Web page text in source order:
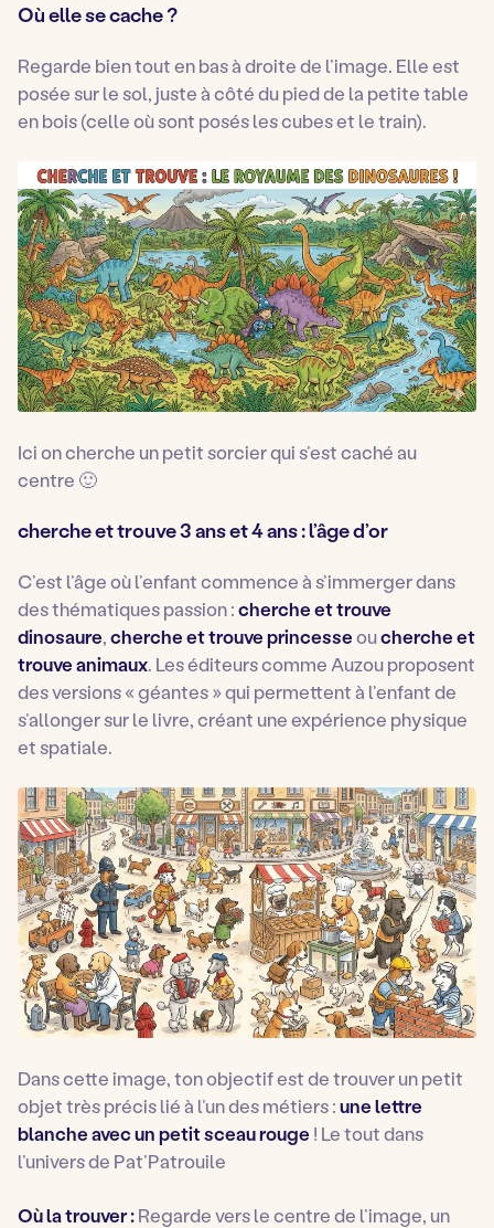
Où elle se cache ?
Regarde bien tout en bas à droite de l’image. Elle est
posée sur le sol, juste à côté du pied de la petite table
en bois (celle où sont posés les cubes et le train).
Ici on cherche un petit sorcier qui s’est caché au
centre 🙂
cherche et trouve 3 ans et 4 ans : l’âge d’or
C’est l’âge où l’enfant commence à s’immerger dans
des thématiques passion :cherche et trouve
dinosaure,cherche et trouve princesseoucherche et
trouve animaux. Les éditeurs comme Auzou proposent
des versions « géantes » qui permettent à l’enfant de
s’allonger sur le livre, créant une expérience physique
et spatiale.
Dans cette image, ton objectif est de trouver un petit
objet très précis lié à l’un des métiers :une lettre
blanche avec un petit sceau rouge ! Le tout dans
l’univers de Pat’Patrouile
Où la trouver :Regarde vers le centre de l’image, un